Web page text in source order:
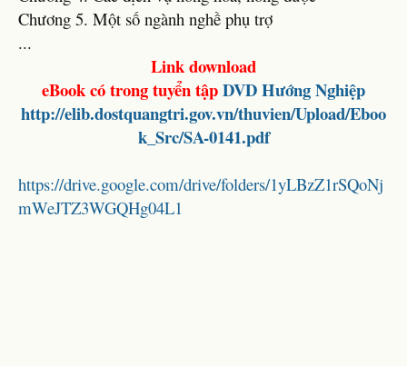
Chương 5. Một số ngành nghề phụ trợ
...
Link download
eBook có trong tuyển tậpDVDHướng Nghiệp
http://elib.dostquangtri.gov.vn/thuvien/Upload/Eboo
k_Src/SA-0141.pdf
https://drive.google.com/drive/folders/1yLBzZ1rSQoNj
mWeJTZ3WGQHg04L1